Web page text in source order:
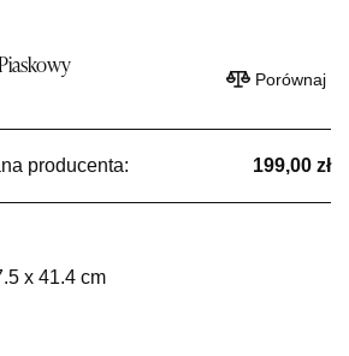
Porównaj
producenta: 199,00 zł
x 41.4 cm